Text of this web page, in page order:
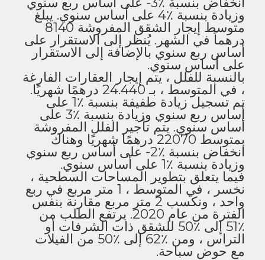
وزيادة بنسبة ٪4 على أساس سنوي. يبلغ
متوسط ​​إيجار الشقق المفروشة 8140
درهماً في الشهر. يُنظر إلى الاستقرار على
أساس ربع سنوي بالإضافة إلى الاستقرار
على أساس سنوي.
بالنسبة للفلل ، يتم إيجار العقارات الفارغة
، في المتوسط ​​، بـ 24.440 درهمًا شهريًا.
تم تسجيل زيادة طفيفة بنسبة ٪1 على
أساس ربع سنوي وزيادة بنسبة ٪3 على
أساس سنوي. يتم تأجير الفلل المفروشة
بمتوسط ​​22070 درهمًا شهريًا وهناك
انخفاض بنسبة ٪2- على أساس ربع سنوي
وزيادة بنسبة ٪1 على أساس سنوي.
فيما يتعلق بتطوير المساحات السطحية ،
نخسر ، في المتوسط ​​، 1 متر مربع في ربع
واحد ، ونكسب 2 متر مربع مقارنة بنفس
الفترة من عام 2020. يرتفع الطلب من
٪51 إلى ٪50 للشقق ذات الشرفات أو
التراس ، ومن ٪62 إلى ٪50 من الفيلات
مع حوض سباحة.